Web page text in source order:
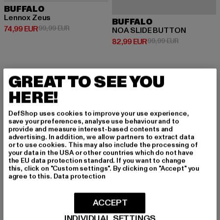
BUFFALO
Lennox Zeus
74,99 EUR
Derzeitiger Preis: 74,99 EUR
99,99 EURAktionspreis: 99,99 EUR
BUFFALO
NOA SLIDE BUTTON
82,99 EUR
Derzeitiger Preis: 82,99 EUR
99,99 EURAktionspreis:
-35% -34%
GREAT TO SEE YOU
HERE!
DefShop uses cookies to improve your use experience,
save your preferences, analyse use behaviour and to
provide and measure interest-based contents and
advertising. In addition, we allow partners to extract data
or to use cookies. This may also include the processing of
your data in the USA or other countries which do not have
the EU data protection standard. If you want to change
this, click on "Custom settings". By clicking on "Accept" you
agree to this. Data protection
ACCEPT